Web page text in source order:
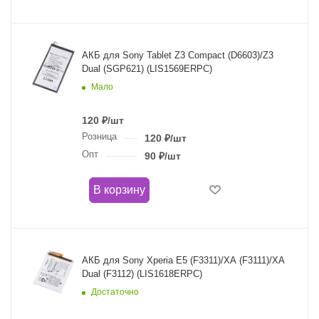
АКБ для Sony Tablet Z3 Compact (D6603)/Z3
Dual (SGP621) (LIS1569ERPC)
Мало
120 ₽/шт
Розница 120₽/шт
Опт 90₽/шт
В корзину
АКБ для Sony Xperia E5 (F3311)/XA (F3111)/XA
Dual (F3112) (LIS1618ERPC)
Достаточно